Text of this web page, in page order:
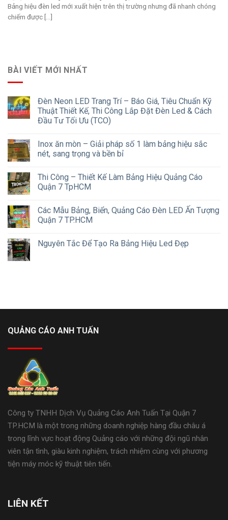
Bảng hiệu đèn led mới xuất hiện trên thị trường nhưng đã nhanh chóng
chiếm được [...]
BÀI VIẾT MỚI NHẤT
Đèn Neon LED Trang Trí – Báo Giá, Tiêu Chuẩn Kỹ
Thuật Thiết Kế, Thi Công Lắp Đặt Đèn Led & Cách
Đầu Tư Tối Ưu (TCO)
Inox ăn mòn – Giải pháp số 1 làm bảng hiệu sắc
nét, sang trọng và bền bỉ
Thi Công – Thiết Kế Làm Bảng Hiệu Quảng Cáo
Quận 7 TpHCM
Các Mẫu Bảng, Biển, Quảng Cáo Đèn LED Ấn Tượng
Quận 7 TP.HCM
Nguyên Tắc Để Tạo Ra Bảng Hiệu Led Đẹp
QUẢNG CÁO ANH TUẤN
Công ty TNHH Dịch Vụ Quảng Cáo Anh Tuấn Tại Quận 7
TP.HCM là một trong những doanh nghiệp hàng đầu châu á
trong lĩnh vực hoạt động Quảng cáo với những đội ngũ nhân
viên tận tình, giàu kinh nghiệm, trách nhiệm cùng với phương
tiện máy móc kỹ thuật tiên tiến.
LIÊN KẾT